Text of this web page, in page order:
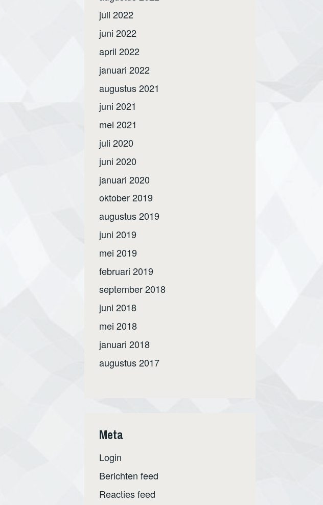
juli 2022
juni 2022
april 2022
januari 2022
augustus 2021
juni 2021
mei 2021
juli 2020
juni 2020
januari 2020
oktober 2019
augustus 2019
juni 2019
mei 2019
februari 2019
september 2018
juni 2018
mei 2018
januari 2018
augustus 2017
Meta
Login
Berichten feed
Reacties feed